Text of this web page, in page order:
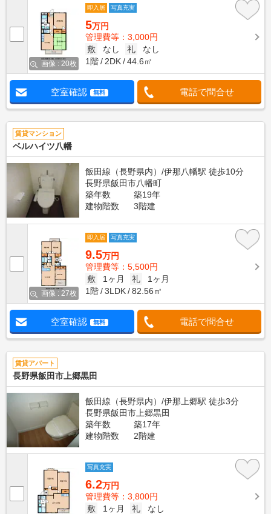
画像 : 20枚
即入居 写真充実
5万円
管理費等：3,000円
敷
なし 礼
なし
1階
2DK 44.6㎡
空室確認 無料 電話で問合せ
賃貸マンション
ベルハイツ八幡
飯田線（長野県内）/伊那八幡駅 徒歩10分
長野県飯田市八幡町
築年数
築19年
建物階数
3階建
画像 : 27枚
即入居 写真充実
9.5万円
管理費等：5,500円
敷
1ヶ月 礼
1ヶ月
1階
3LDK 82.56㎡
空室確認 無料 電話で問合せ
賃貸アパート
長野県飯田市上郷黒田
飯田線（長野県内）/伊那上郷駅 徒歩3分
長野県飯田市上郷黒田
築年数
築17年
建物階数
2階建
写真充実
6.2万円
管理費等：3,800円
敷
1ヶ月 礼
なし